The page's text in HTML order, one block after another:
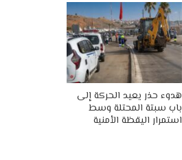
هدوء حذر يعيد الحركة إلى
باب سبتة المحتلة وسط
استمرار اليقظة الأمنية